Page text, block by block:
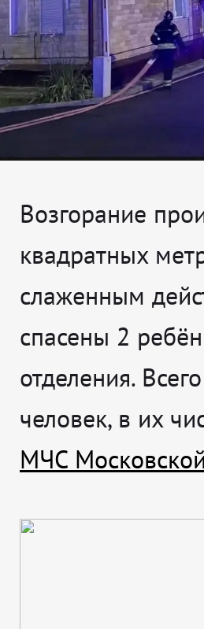
Возгорание
квадратных
слаженным
спасены 2
отделения.
человек, в их
МЧС